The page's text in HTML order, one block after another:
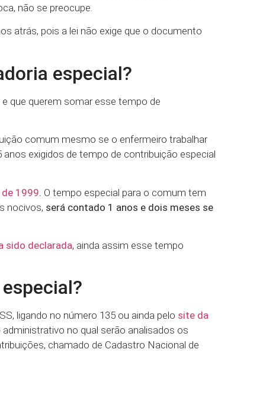
não se preocupe.
atrás, pois a lei não exige que o documento
especial?
que querem somar esse tempo de
comum mesmo se o enfermeiro trabalhar
exigidos de tempo de contribuição especial
1999. O tempo especial para o comum tem
nocivos, será contado 1 anos e dois meses se
sido declarada, ainda assim esse tempo
ligando no número 135 ou ainda pelo site da
no qual serão analisados os
chamado de Cadastro Nacional de